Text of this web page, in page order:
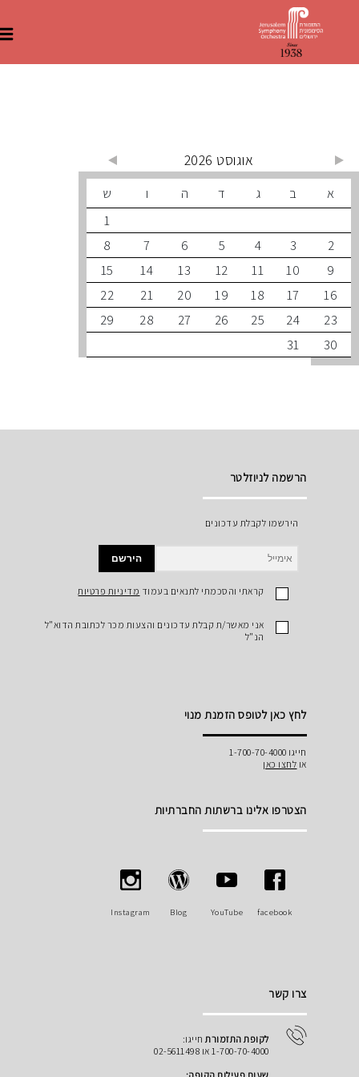
ב ד ה ו
ש
3
5
6
7
8
10
11
12
13
14
15
17
18
19
20
21
22
24
25
26
27
28
29
31
הרשמה לניוזלטר
הירשמו לקבלת עדכונים
קראתי והסכמתי לתנאים בעמודמדיניות פרטיות
אני מאשר/ת קבלת עדכונים והצעות מכר לכתובת הדוא"ל
הנ"ל
לחץ כאן לטופס הזמנת מנוי
לחצו כאן
הצטרפו אלינו ברשתות החברתיות
YouTube
Blog
Instagram
לקופת התזמורתחייגו:
1-700-70-4000 או 02-5611498